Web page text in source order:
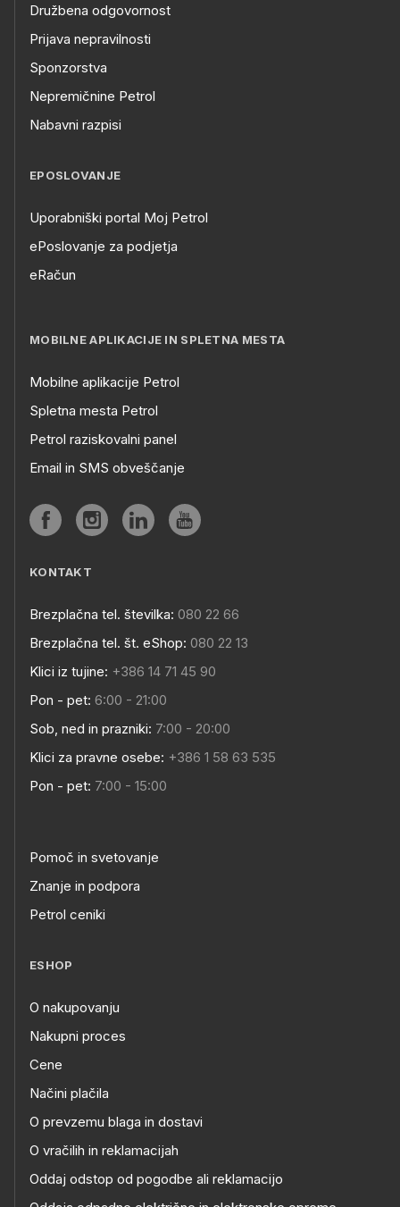
Družbena odgovornost
Prijava nepravilnosti
Sponzorstva
Nepremičnine Petrol
Nabavni razpisi
EPOSLOVANJE
Uporabniški portal Moj Petrol
ePoslovanje za podjetja
eRačun
MOBILNE APLIKACIJE IN SPLETNA MESTA
Mobilne aplikacije Petrol
Spletna mesta Petrol
Petrol raziskovalni panel
Email in SMS obveščanje
KONTAKT
Brezplačna tel. številka: 080 22 66
Brezplačna tel. št. eShop: 080 22 13
Klici iz tujine: +386 14 71 45 90
Pon - pet: 6:00 - 21:00
Sob, ned in prazniki: 7:00 - 20:00
Klici za pravne osebe: +386 1 58 63 535
Pon - pet: 7:00 - 15:00
Pomoč in svetovanje
Znanje in podpora
Petrol ceniki
ESHOP
O nakupovanju
Nakupni proces
Cene
Načini plačila
O prevzemu blaga in dostavi
O vračilih in reklamacijah
Oddaj odstop od pogodbe ali reklamacijo